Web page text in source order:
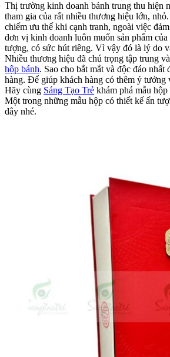
Thị trường kinh doanh bánh trung thu hiện
tham gia của rất nhiều thương hiệu lớn,
chiếm ưu thế khi cạnh tranh, ngoài việc
đơn vị kinh doanh luôn muốn sản phẩm
tượng, có sức hút riêng. Vì vậy đó là lý do
Nhiều thương hiệu đã chú trọng tập trung
hộp bánh. Sao cho bắt mắt và độc đáo nhất
hàng. Để giúp khách hàng có thêm ý tưởng
Hãy cùng Sáng Tạo Trẻ khám phá mẫu
Một trong những mẫu hộp có thiết kế ấn
đây nhé.